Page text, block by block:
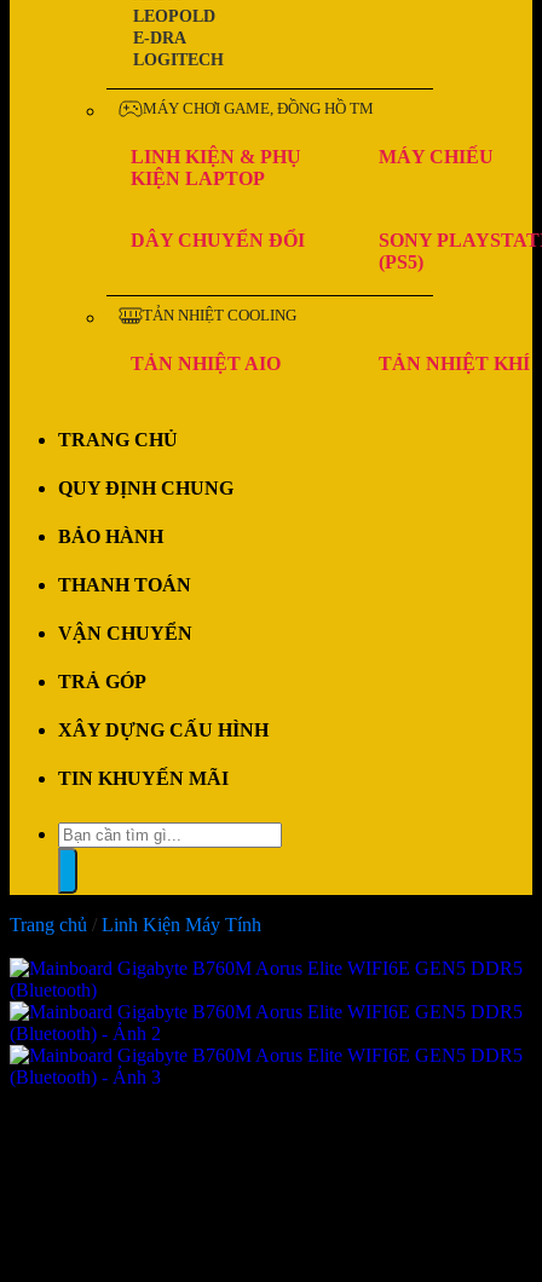
LOGITECH
E-DRA
LEOPOLD
MÁY CHƠI GAME, ĐỒNG HỒ TM
LINH KIỆN & PHỤ
KIỆN LAPTOP
MÁY CHIẾU
DÂY CHUYỂN ĐỔI
SONY
(PS5)
TẢN NHIỆT COOLING
TẢN NHIỆT AIO TẢN NHIỆT KHÍ
TRANG CHỦ
QUY ĐỊNH CHUNG
BẢO HÀNH
THANH TOÁN
VẬN CHUYỂN
TRẢ GÓP
XÂY DỰNG CẤU HÌNH
TIN KHUYẾN MÃI
Tìm
kiếm:
Trang chủ / Linh Kiện Máy Tính